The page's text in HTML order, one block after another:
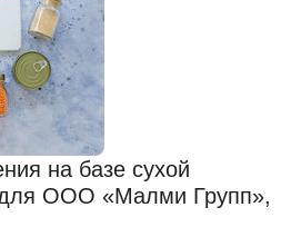
на базе сухой
для ООО «Малми Групп»,